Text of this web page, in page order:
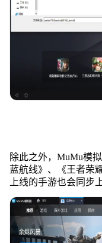
除此之外，MuMu模
蓝航线》、《王者荣
上线的手游也会同步